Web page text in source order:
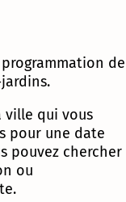
de
ville qui vous
pour une date
pouvez chercher
ou